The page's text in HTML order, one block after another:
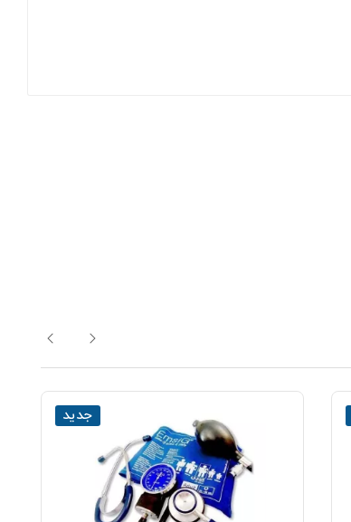
جدید